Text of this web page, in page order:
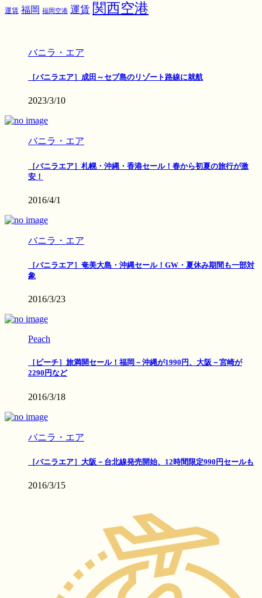
運賃 福岡 福岡空港 運賃 関西空港
バニラ・エア
［バニラエア］成田～セブ島のリゾート路線に就航
2023/3/10
バニラ・エア
［バニラエア］札幌・沖縄・香港セール！春から初夏の旅行が激
安！
2016/4/1
バニラ・エア
［バニラエア］奄美大島・沖縄セール！GW・夏休み期間も一部対
象
2016/3/23
Peach
［ピーチ］旅満開セール！福岡－沖縄が1990円、大阪－宮崎が
2290円など
2016/3/18
バニラ・エア
［バニラエア］大阪－台北線発売開始、12時間限定990円セールも
2016/3/15